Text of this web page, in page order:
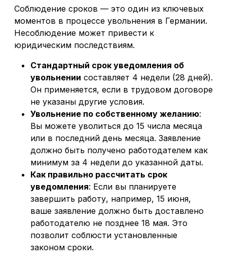
Соблюдение сроков — это один из ключевых
моментов в процессе увольнения в Германии.
Несоблюдение может привести к
юридическим последствиям.
Стандартный срок уведомления об
увольнении составляет 4 недели (28 дней).
Он применяется, если в трудовом договоре
не указаны другие условия.
Увольнение по собственному желанию:
Вы можете уволиться до 15 числа месяца
или в последний день месяца. Заявление
должно быть получено работодателем как
минимум за 4 недели до указанной даты.
Как правильно рассчитать срок
уведомления: Если вы планируете
завершить работу, например, 15 июня,
ваше заявление должно быть доставлено
работодателю не позднее 18 мая. Это
позволит соблюсти установленные
законом сроки.